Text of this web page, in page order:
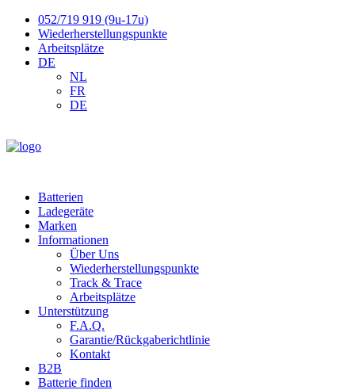
052/719 919 (9u-17u)
Wiederherstellungspunkte
Arbeitsplätze
DE
NL
FR
DE
Batterien
Ladegeräte
Marken
Informationen
Über Uns
Wiederherstellungspunkte
Track & Trace
Arbeitsplätze
Unterstützung
F.A.Q.
Garantie/Rückgaberichtlinie
Kontakt
B2B
Batterie finden